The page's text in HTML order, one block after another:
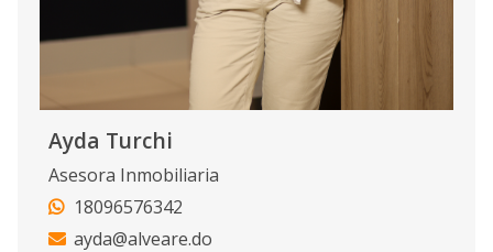
Ayda Turchi
Asesora Inmobiliaria
18096576342
ayda@alveare.do